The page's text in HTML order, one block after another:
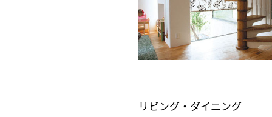
リビング・ダイニング